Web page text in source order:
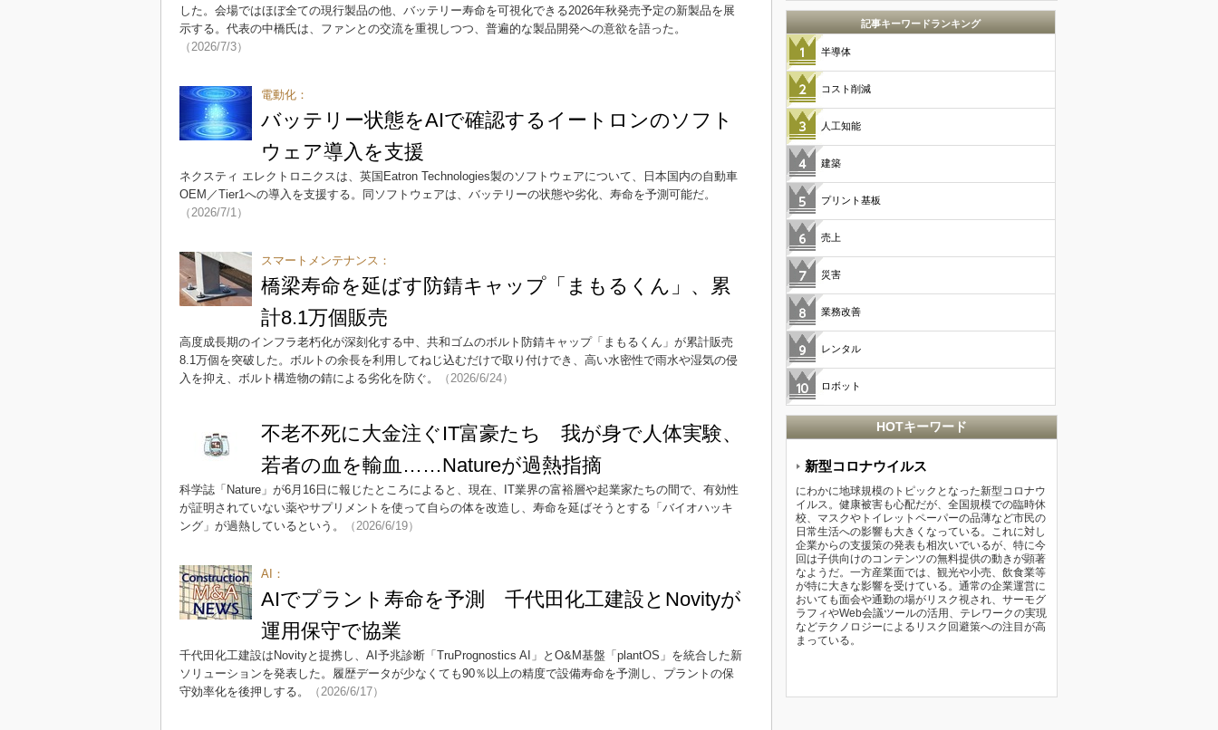
した。会場ではほぼ全ての現行製品の他、バッテリー寿命を可視化できる2026年秋発売予定の新製品を展
示する。代表の中橋氏は、ファンとの交流を重視しつつ、普遍的な製品開発への意欲を語った。
（2026/7/3）
電動化：
バッテリー状態をAIで確認するイートロンのソフト
ウェア導入を支援
ネクスティ エレクトロニクスは、英国Eatron Technologies製のソフトウェアについて、日本国内の自動車
OEM／Tier1への導入を支援する。同ソフトウェアは、バッテリーの状態や劣化、寿命を予測可能だ。
（2026/7/1）
スマートメンテナンス：
橋梁寿命を延ばす防錆キャップ「まもるくん」、累
計8.1万個販売
高度成長期のインフラ老朽化が深刻化する中、共和ゴムのボルト防錆キャップ「まもるくん」が累計販売
8.1万個を突破した。ボルトの余長を利用してねじ込むだけで取り付けでき、高い水密性で雨水や湿気の侵
入を抑え、ボルト構造物の錆による劣化を防ぐ。
（2026/6/24）
不老不死に大金注ぐIT富豪たち 我が身で人体実験、
若者の血を輸血……Natureが過熱指摘
科学誌「Nature」が6月16日に報じたところによると、現在、IT業界の富裕層や起業家たちの間で、有効性
が証明されていない薬やサプリメントを使って自らの体を改造し、寿命を延ばそうとする「バイオハッキ
ング」が過熱しているという。
（2026/6/19）
AI：
AIでプラント寿命を予測 千代田化工建設とNovityが
運用保守で協業
千代田化工建設はNovityと提携し、AI予兆診断「TruPrognostics AI」とO&M基盤「plantOS」を統合した新
ソリューションを発表した。履歴データが少なくても90％以上の精度で設備寿命を予測し、プラントの保
守効率化を後押しする。
（2026/6/17）
記事キーワードランキング
半導体
コスト削減
人工知能
建築
プリント基板
売上
災害
業務改善
レンタル
ロボット
HOTキーワード
新型コロナウイルス
にわかに地球規模のトピックとなった新型コロナウ
イルス。健康被害も心配だが、全国規模での臨時休
校、マスクやトイレットペーパーの品薄など市民の
日常生活への影響も大きくなっている。これに対し
企業からの支援策の発表も相次いでいるが、特に今
回は子供向けのコンテンツの無料提供の動きが顕著
なようだ。一方産業面では、観光や小売、飲食業等
が特に大きな影響を受けている。通常の企業運営に
おいても面会や通勤の場がリスク視され、サーモグ
ラフィやWeb会議ツールの活用、テレワークの実現
などテクノロジーによるリスク回避策への注目が高
まっている。